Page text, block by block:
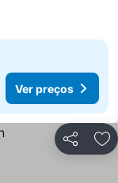
Ver preços
Partilhar